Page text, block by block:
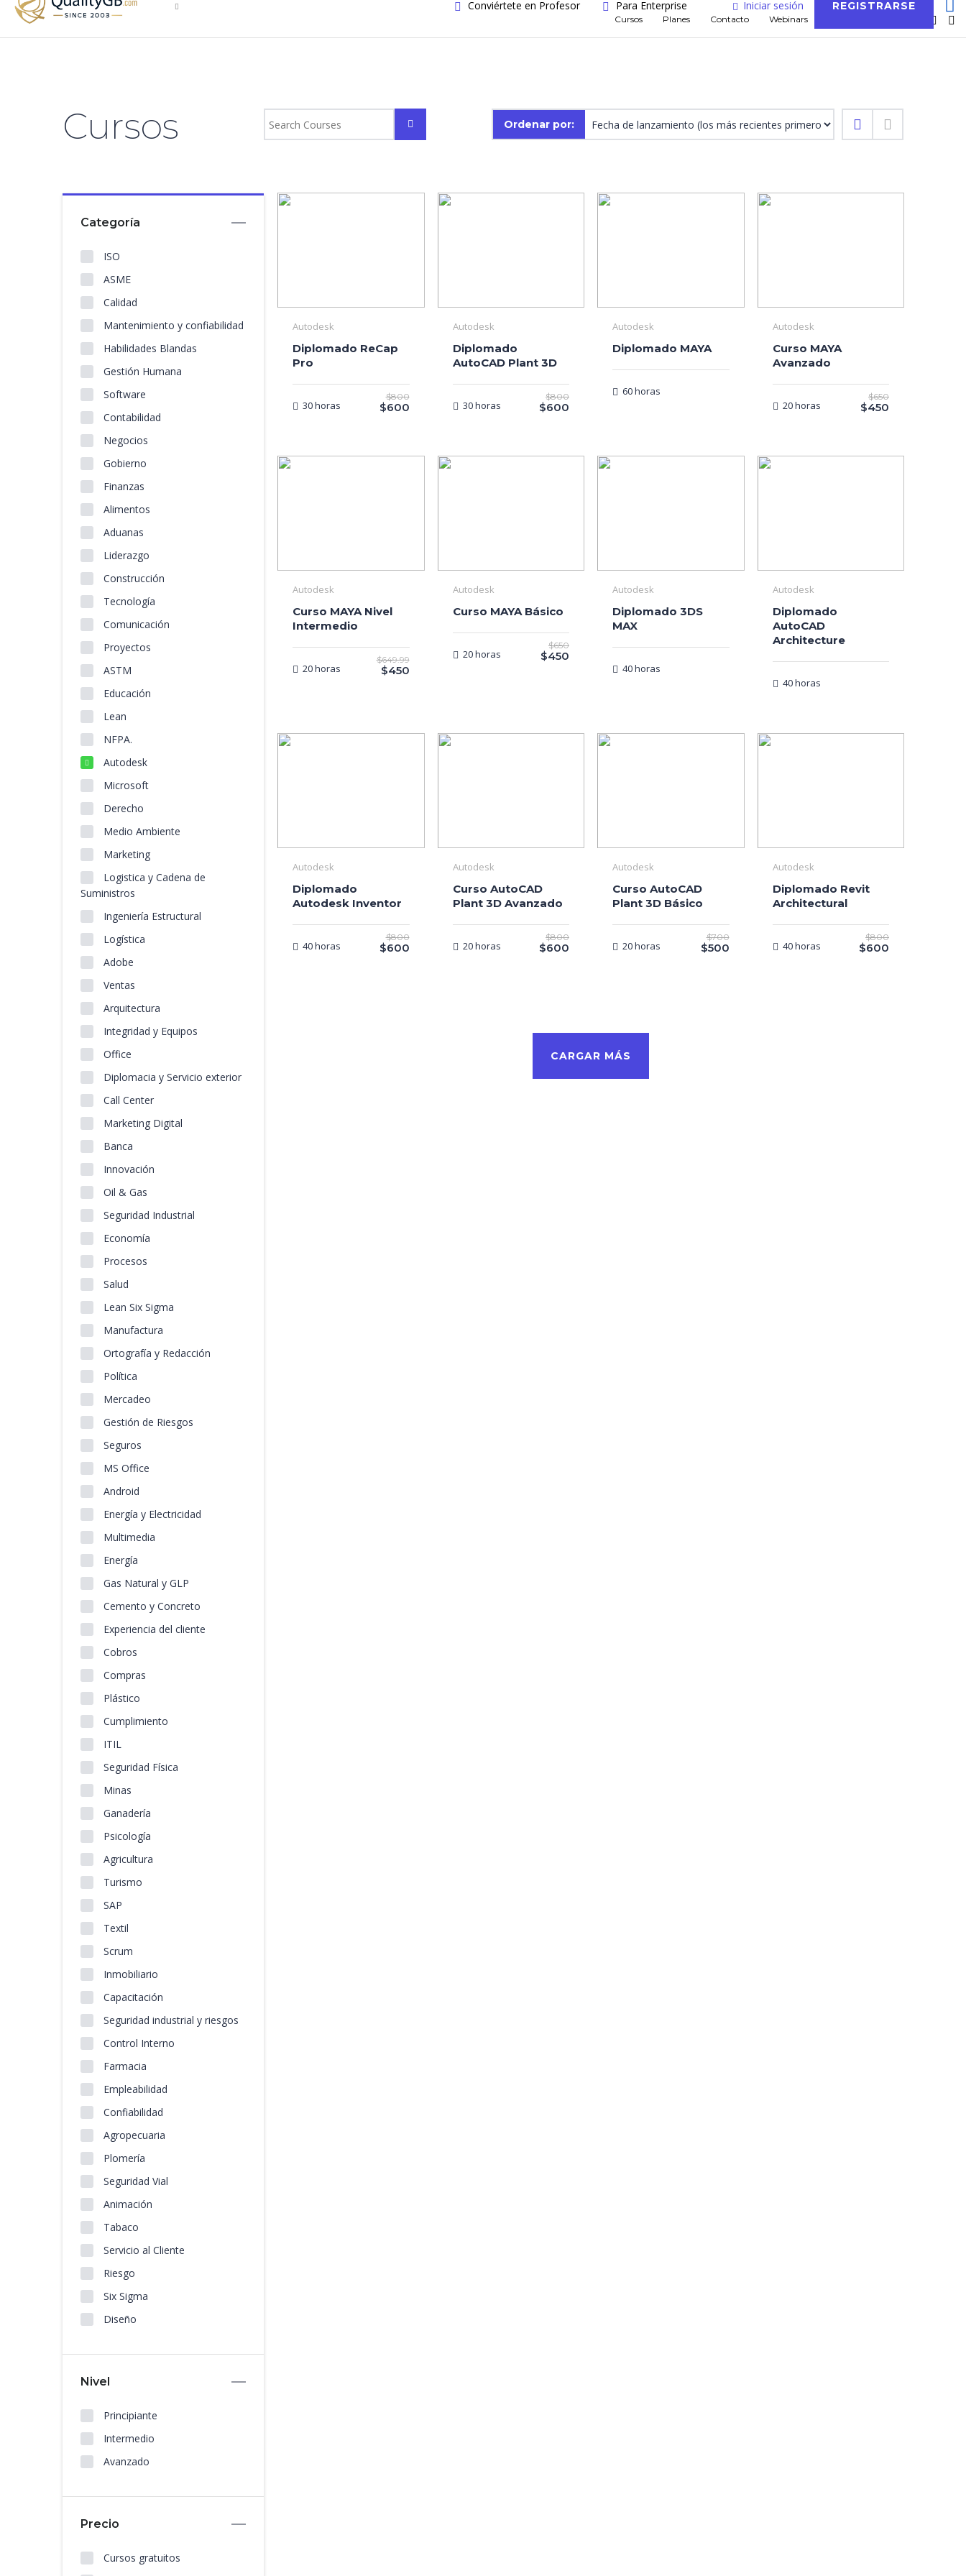
Inglés Cursos Planes Contacto Webinars
Conviértete en Profesor Para Enterprise Iniciar sesión REGISTRARSE
Cursos Ordenar por:
Categoría
ISO
ASME
Calidad
Mantenimiento y confiabilidad
Habilidades Blandas
Gestión Humana
Software
Contabilidad
Negocios
Gobierno
Finanzas
Alimentos
Aduanas
Liderazgo
Construcción
Tecnología
Comunicación
Proyectos
ASTM
Educación
Lean
NFPA.
Autodesk
Microsoft
Derecho
Medio Ambiente
Marketing
Logistica y Cadena de
Suministros
Ingeniería Estructural
Logística
Adobe
Ventas
Arquitectura
Integridad y Equipos
Office
Diplomacia y Servicio exterior
Call Center
Marketing Digital
Banca
Innovación
Oil & Gas
Seguridad Industrial
Economía
Procesos
Salud
Lean Six Sigma
Manufactura
Ortografía y Redacción
Política
Mercadeo
Gestión de Riesgos
Seguros
MS Office
Android
Energía y Electricidad
Multimedia
Energía
Gas Natural y GLP
Cemento y Concreto
Experiencia del cliente
Cobros
Compras
Plástico
Cumplimiento
ITIL
Seguridad Física
Minas
Ganadería
Psicología
Agricultura
Turismo
SAP
Textil
Scrum
Inmobiliario
Capacitación
Seguridad industrial y riesgos
Control Interno
Farmacia
Empleabilidad
Confiabilidad
Agropecuaria
Plomería
Seguridad Vial
Animación
Tabaco
Servicio al Cliente
Riesgo
Six Sigma
Diseño
Nivel
Principiante
Intermedio
Avanzado
Precio
Cursos gratuitos
Autodesk
Diplomado ReCap
Pro
30 horas
$800
$600
Autodesk
Diplomado
AutoCAD Plant 3D
30 horas
$800
$600
Autodesk
Diplomado MAYA
60 horas
Autodesk
Curso MAYA
Avanzado
20 horas
$650
$450
Autodesk
Curso MAYA Nivel
Intermedio
20 horas
$649.99
$450
Autodesk
Curso MAYA Básico
20 horas
$650
$450
Autodesk
Diplomado 3DS
MAX
40 horas
Autodesk
Diplomado
AutoCAD
Architecture
40 horas
Autodesk
Diplomado
Autodesk Inventor
40 horas
$800
$600
Autodesk
Curso AutoCAD
Plant 3D Avanzado
20 horas
$800
$600
Autodesk
Curso AutoCAD
Plant 3D Básico
20 horas
$700
$500
Autodesk
Diplomado Revit
Architectural
40 horas
$800
$600
CARGAR MÁS